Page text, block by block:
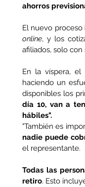
ahorros
El nuevo proceso
online, y los
afiliados, solo
En la víspera, el
haciendo un
disponibles los
día 10, van a
hábiles".
"También es
nadie puede
el representante.
Todas las
retiro. Esto